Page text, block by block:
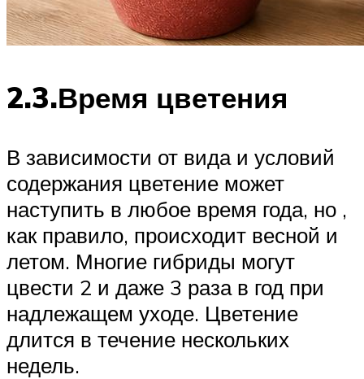
2.3.Время цветения
В зависимости от вида и условий
содержания цветение может
наступить в любое время года, но ,
как правило, происходит весной и
летом. Многие гибриды могут
цвести 2 и даже 3 раза в год при
надлежащем уходе. Цветение
длится в течение нескольких
недель.